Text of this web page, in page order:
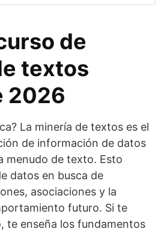
de
textos
2026
La minería de textos es el
de información de datos
menudo de texto. Esto
datos en busca de
asociaciones y la
futuro. Si te
te enseña los fundamentos